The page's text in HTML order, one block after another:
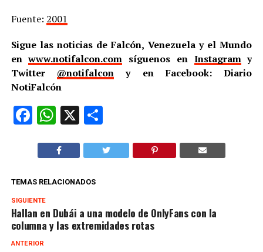
Fuente: 2001
Sigue las noticias de Falcón, Venezuela y el Mundo
enwww.notifalcon.com síguenos en Instagramy
Twitter @notifalcon y en Facebook: Diario
NotiFalcón
Facebook
WhatsApp
X Compartir
TEMAS RELACIONADOS
SIGUIENTE
Hallan en Dubái a una modelo de OnlyFans con la
columna y las extremidades rotas
ANTERIOR